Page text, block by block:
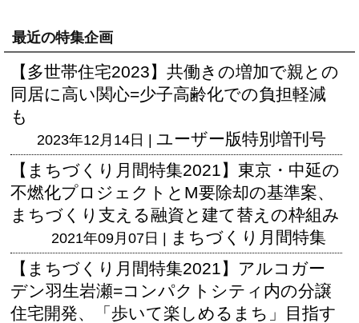
最近の特集企画
【多世帯住宅2023】共働きの増加で親との
同居に高い関心=少子高齢化での負担軽減
も
2023年12月14日 | ユーザー版特別増刊号
【まちづくり月間特集2021】東京・中延の
不燃化プロジェクトとM要除却の基準案、
まちづくり支える融資と建て替えの枠組み
2021年09月07日 | まちづくり月間特集
【まちづくり月間特集2021】アルコガー
デン羽生岩瀬=コンパクトシティ内の分譲
住宅開発、「歩いて楽しめるまち」目指す